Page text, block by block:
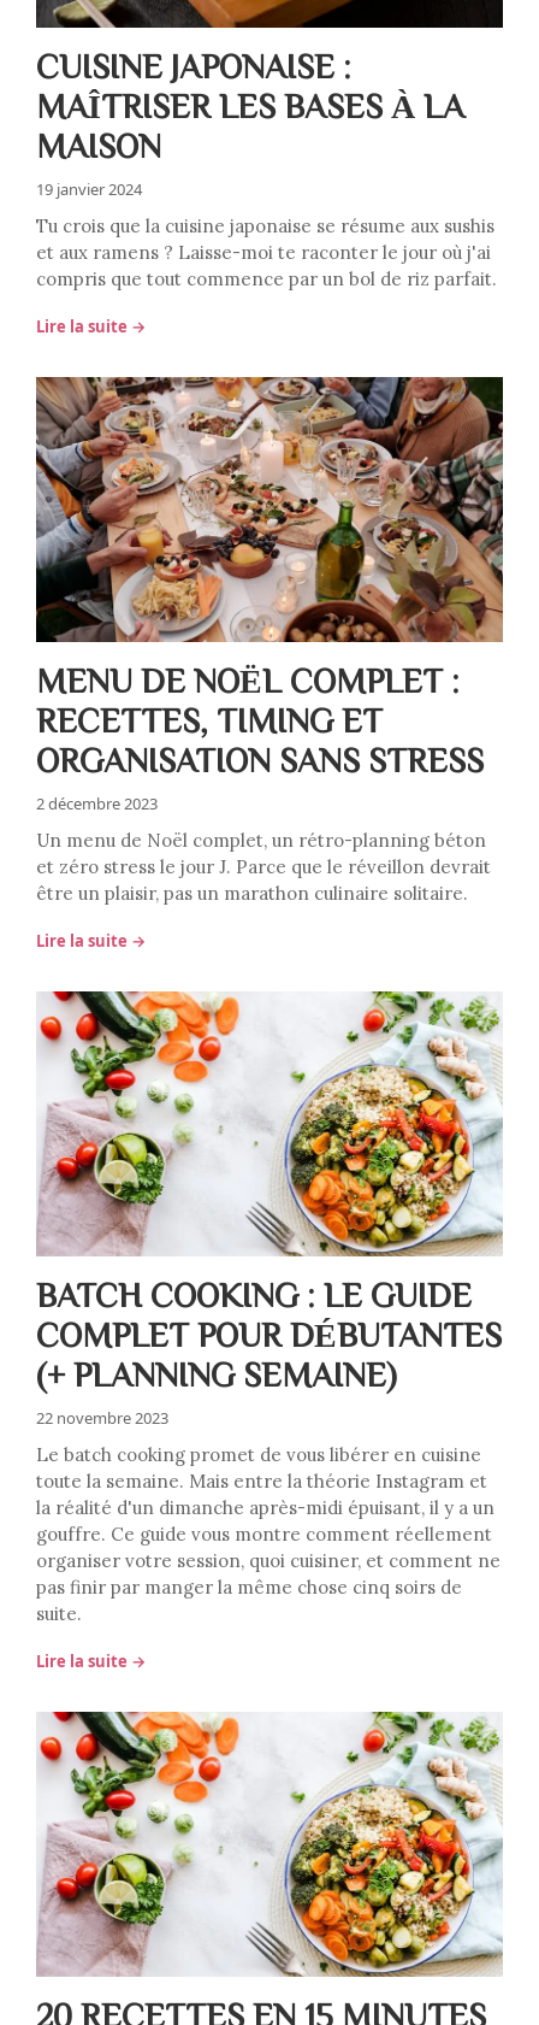
CUISINE JAPONAISE :
MAÎTRISER LES BASES À LA
MAISON
19 janvier 2024
Tu crois que la cuisine japonaise se résume aux sushis
et aux ramens ? Laisse-moi te raconter le jour où j'ai
compris que tout commence par un bol de riz parfait.
Lire la suite →
MENU DE NOËL COMPLET :
RECETTES, TIMING ET
ORGANISATION SANS STRESS
2 décembre 2023
Un menu de Noël complet, un rétro-planning béton
et zéro stress le jour J. Parce que le réveillon devrait
être un plaisir, pas un marathon culinaire solitaire.
Lire la suite →
BATCH COOKING : LE GUIDE
COMPLET POUR DÉBUTANTES
(+ PLANNING SEMAINE)
22 novembre 2023
Le batch cooking promet de vous libérer en cuisine
toute la semaine. Mais entre la théorie Instagram et
la réalité d'un dimanche après-midi épuisant, il y a un
gouffre. Ce guide vous montre comment réellement
organiser votre session, quoi cuisiner, et comment ne
pas finir par manger la même chose cinq soirs de
suite.
Lire la suite →
20 RECETTES EN 15 MINUTES